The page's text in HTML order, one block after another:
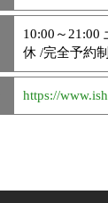
10:00～21:00
休 /完全予約制
https://